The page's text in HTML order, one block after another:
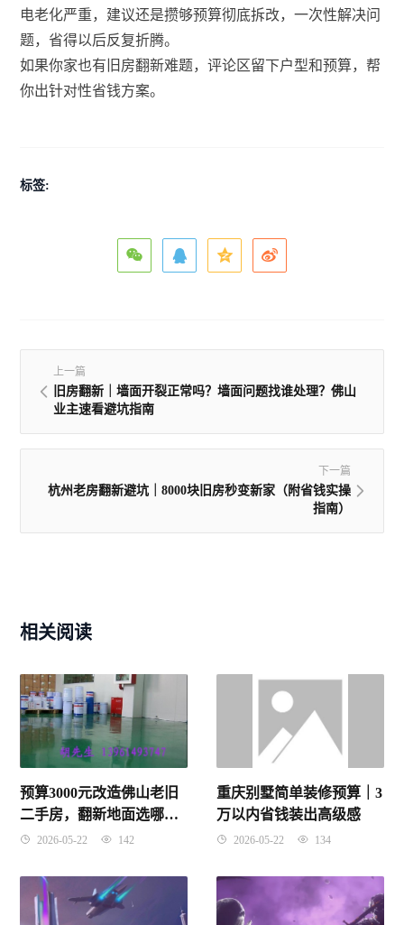
电老化严重，建议还是攒够预算彻底拆改，一次性解决问
题，省得以后反复折腾。
如果你家也有旧房翻新难题，评论区留下户型和预算，帮
你出针对性省钱方案。
标签:
上一篇
旧房翻新｜墙面开裂正常吗？墙面问题找谁处理？佛山
业主速看避坑指南
下一篇
杭州老房翻新避坑｜8000块旧房秒变新家（附省钱实操
指南）
相关阅读
预算3000元改造佛山老旧
二手房，翻新地面选哪种
工艺最划算？
2026-05-22 142
重庆别墅简单装修预算｜3
万以内省钱装出高级感
2026-05-22 134